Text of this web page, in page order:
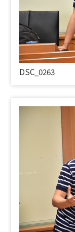
DSC_0263